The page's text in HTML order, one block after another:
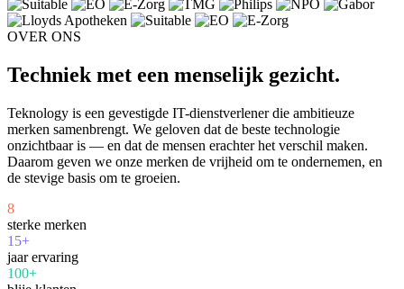
OVER ONS
Techniek met een menselijk gezicht.
Teknology is een gevestigde IT-dienstverlener die ambitieuze
merken samenbrengt. We geloven dat de beste technologie
onzichtbaar is — en dat de mensen erachter het verschil maken.
Daarom geven we onze merken de vrijheid om te ondernemen, en
de stevige basis om te groeien.
8
sterke merken
15+
jaar ervaring
100+